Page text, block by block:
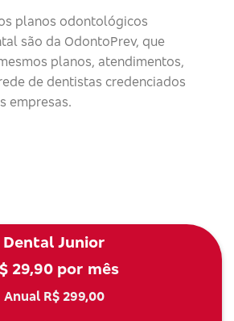
planos odontológicos
são da OdontoPrev, que
planos, atendimentos,
de dentistas credenciados
empresas.
Dental Junior
29,90 por mês
Anual R$ 299,00